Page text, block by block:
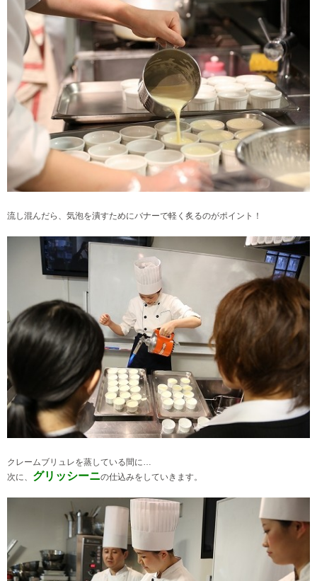
流し混んだら、気泡を潰すためにバナーで軽く炙るのがポイント！
クレームブリュレを蒸している間に…
次に、 グリッシーニの仕込みをしていきます。